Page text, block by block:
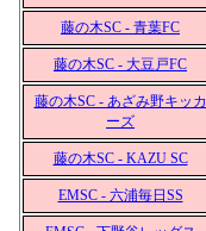
藤の木SC - 青葉FC
藤の木SC - 大豆戸FC
藤の木SC - あざみ野キッカ
ーズ
藤の木SC - KAZU SC
EMSC - 六浦毎日SS